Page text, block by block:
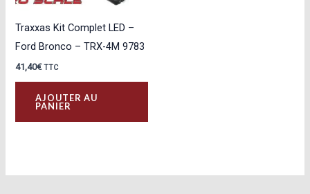
Traxxas Kit Complet LED –
Ford Bronco – TRX-4M 9783
41,40€ TTC
AJOUTER AU
PANIER